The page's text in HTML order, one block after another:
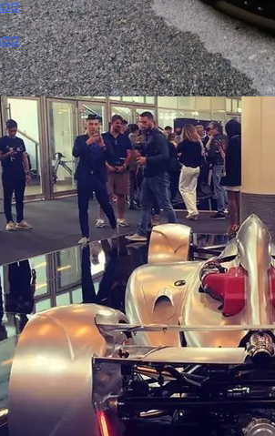
Популярный Миф О Вреде
Прибыл В Вашингтон За
Украине
Миели: Аргентина —
Поворот Направо
Монако Удивил Бэтмобиль На
Номерах